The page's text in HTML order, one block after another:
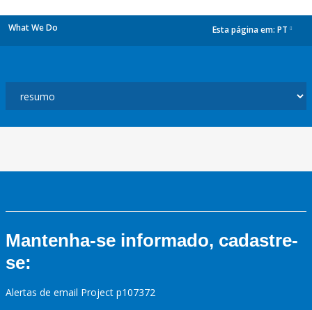
What We Do Esta página em: PT
Mantenha-se informado, cadastre-
se:
Alertas de email Project p107372